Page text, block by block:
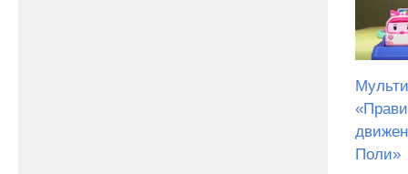
Поли»